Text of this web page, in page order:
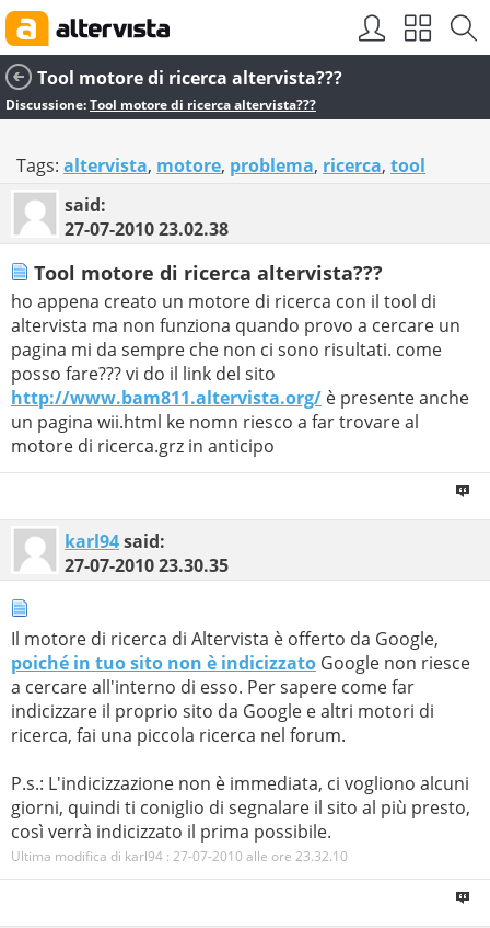
Tool motore di ricerca altervista???
Discussione:Tool motore di ricerca altervista???
Tags: altervista, motore, problema, ricerca, tool
said:
27-07-201023.02.38
Tool motore di ricerca altervista???
ho appena creato un motore di ricerca con il tool di
altervista ma non funziona quando provo a cercare un
pagina mi da sempre che non ci sono risultati. come
posso fare??? vi do il link del sito
http://www.bam811.altervista.org/ è presente anche
un pagina wii.html ke nomn riesco a far trovare al
motore di ricerca.grz in anticipo
karl94said:
27-07-201023.30.35
Il motore di ricerca di Altervista è offerto da Google,
poiché in tuo sito non è indicizzato Google non riesce
a cercare all'interno di esso. Per sapere come far
indicizzare il proprio sito da Google e altri motori di
ricerca, fai una piccola ricerca nel forum.
P.s.: L'indicizzazione non è immediata, ci vogliono alcuni
giorni, quindi ti coniglio di segnalare il sito al più presto,
così verrà indicizzato il prima possibile.
Ultima modifica di karl94 : 27-07-2010 alle ore 23.32.10